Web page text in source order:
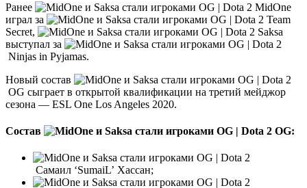
Ранее
MidOne
играл за
Team
Secret,
Saksa
выступал за
Ninjas in Pyjamas.
Новый состав
OG сыграет в открытой квалификации на третий мейджор
сезона — ESL One Los Angeles 2020.
Состав OG:
Самаил ‘SumaiL’ Хассан;